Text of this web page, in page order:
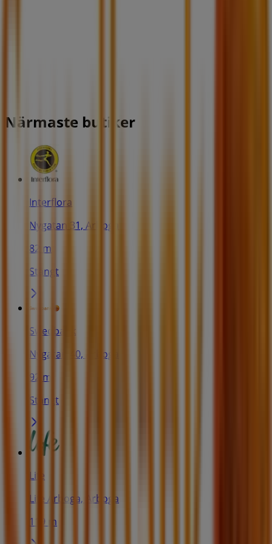
Närmaste butiker
Interflora
Nygatan 31, Arboga
82 m
Stängt
Swedbank
Nygatan 40, Arboga
92 m
Stängt
Life
Life Arboga, Arboga
119 m